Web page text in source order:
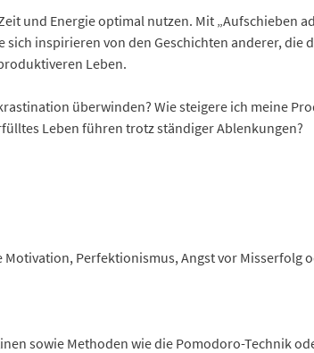
und Energie optimal nutzen. Mit „Aufschieben
inspirieren von den Geschichten anderer, die
Leben.
überwinden? Wie steigere ich meine
Leben führen trotz ständiger Ablenkungen?
Perfektionismus, Angst vor Misserfolg
sowie Methoden wie die Pomodoro-Technik